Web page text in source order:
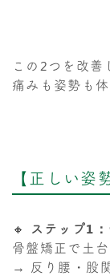
この2つを改善
痛みも姿勢も
【正しい姿
🔸
ステップ1
骨盤矯正で土
→ 反り腰・股